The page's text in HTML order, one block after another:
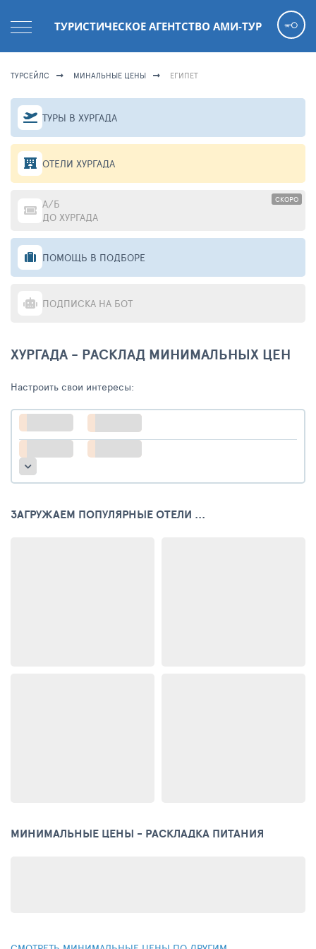
ТУРИСТИЧЕСКОЕ АГЕНТСТВО АМИ-ТУР
ТУРСЕЙЛС МИНАЛЬНЫЕ ЦЕНЫ ЕГИПЕТ
ТУРЫ В ХУРГАДА
ОТЕЛИ ХУРГАДА
СКОРО
А/Б
ДО ХУРГАДА
ПОМОЩЬ В ПОДБОРЕ
ПОДПИСКА НА БОТ
ХУРГАДА - РАСКЛАД МИНИМАЛЬНЫХ ЦЕН
Настроить свои интересы:
ЗАГРУЖАЕМ ПОПУЛЯРНЫЕ ОТЕЛИ ...
МИНИМАЛЬНЫЕ ЦЕНЫ - РАСКЛАДКА ПИТАНИЯ